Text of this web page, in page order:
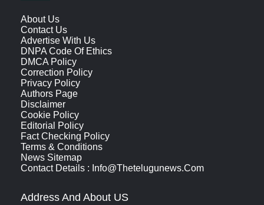
About Us
Contact Us
Advertise With Us
DNPA Code Of Ethics
DMCA Policy
Correction Policy
Privacy Policy
Authors Page
Disclaimer
Cookie Policy
Editorial Policy
Fact Checking Policy
Terms & Conditions
News Sitemap
Contact Details : Info@thetelugunews.com
Address And About US